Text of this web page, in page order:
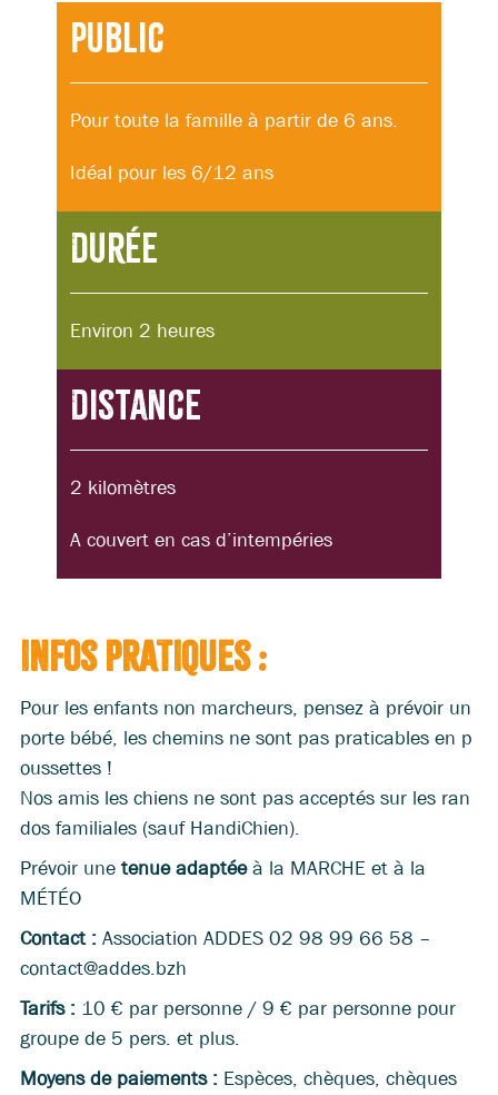
Public
Pour toute la famille à partir de 6 ans.
Idéal pour les 6/12 ans
Durée
Environ 2 heures
Distance
2 kilomètres
A couvert en cas d’intempéries
INFOs PRATIQUEs :
Pour les enfants non marcheurs, pensez à prévoir un
porte bébé, les chemins ne sont pas praticables en p
oussettes !
Nos amis les chiens ne sont pas acceptés sur les ran
dos familiales (sauf HandiChien).
Prévoir une tenue adaptéeà la MARCHE et à la
MÉTÉO
Contact : Association ADDES 02 98 99 66 58 –
contact@addes.bzh
Tarifs: 10 € par personne / 9 € par personne pour
groupe de 5 pers. et plus.
Moyens de paiements: Espèces, chèques, chèques